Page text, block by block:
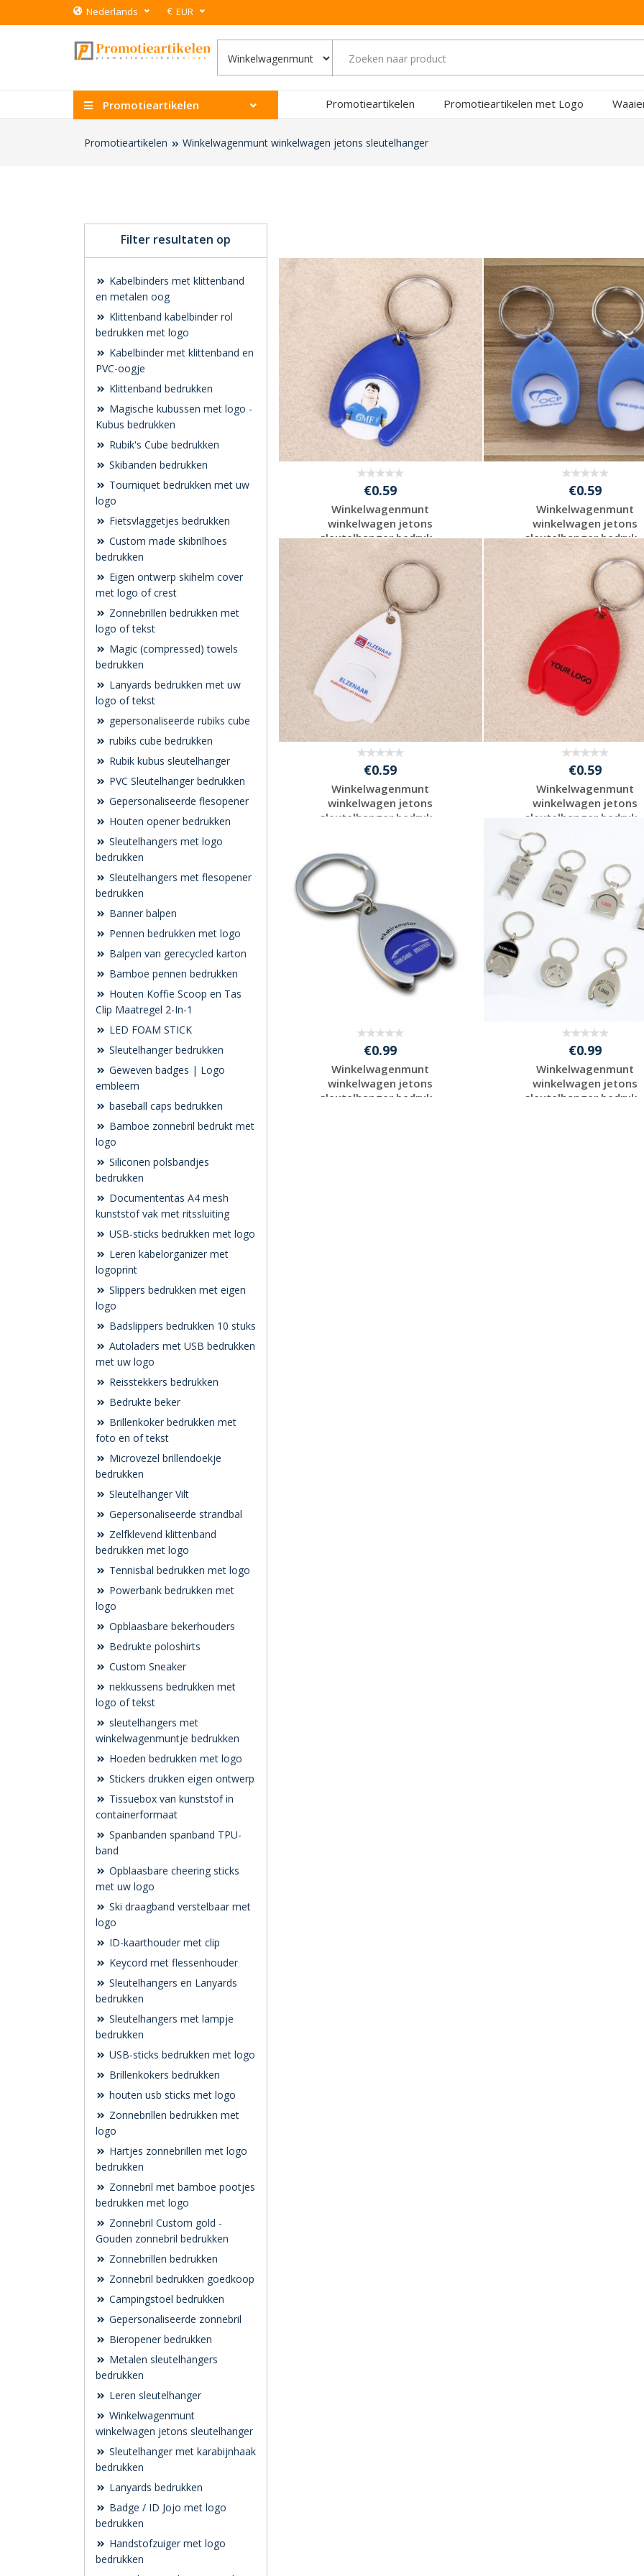
Nederlands € EUR
Promotieartikelen Promotieartikelen Promotieartikelen met Logo
Promotieartikelen Winkelwagenmunt winkelwagen jetons sleutelhanger
Filter resultaten op
Kabelbinders met klittenband
en metalen oog
Klittenband kabelbinder rol
bedrukken met logo
Kabelbinder met klittenband en
PVC-oogje
Klittenband bedrukken
Magische kubussen met logo -
Kubus bedrukken
Rubik's Cube bedrukken
Skibanden bedrukken
Tourniquet bedrukken met uw
logo
Fietsvlaggetjes bedrukken
Custom made skibrilhoes
bedrukken
Eigen ontwerp skihelm cover
met logo of crest
Zonnebrillen bedrukken met
logo of tekst
Magic (compressed) towels
bedrukken
Lanyards bedrukken met uw
logo of tekst
gepersonaliseerde rubiks cube
rubiks cube bedrukken
Rubik kubus sleutelhanger
PVC Sleutelhanger bedrukken
Gepersonaliseerde flesopener
Houten opener bedrukken
Sleutelhangers met logo
bedrukken
Sleutelhangers met flesopener
bedrukken
Banner balpen
Pennen bedrukken met logo
Balpen van gerecycled karton
Bamboe pennen bedrukken
Houten Koffie Scoop en Tas
Clip Maatregel 2-In-1
LED FOAM STICK
Sleutelhanger bedrukken
Geweven badges | Logo
embleem
baseball caps bedrukken
Bamboe zonnebril bedrukt met
logo
Siliconen polsbandjes
bedrukken
Documententas A4 mesh
kunststof vak met ritssluiting
USB-sticks bedrukken met logo
Leren kabelorganizer met
logoprint
Slippers bedrukken met eigen
logo
Badslippers bedrukken 10 stuks
Autoladers met USB bedrukken
met uw logo
Reisstekkers bedrukken
Bedrukte beker
Brillenkoker bedrukken met
foto en of tekst
Microvezel brillendoekje
bedrukken
Sleutelhanger Vilt
Gepersonaliseerde strandbal
Zelfklevend klittenband
bedrukken met logo
Tennisbal bedrukken met logo
Powerbank bedrukken met
logo
Opblaasbare bekerhouders
Bedrukte poloshirts
Custom Sneaker
nekkussens bedrukken met
logo of tekst
sleutelhangers met
winkelwagenmuntje bedrukken
Hoeden bedrukken met logo
Stickers drukken eigen ontwerp
Tissuebox van kunststof in
containerformaat
Spanbanden spanband TPU-
band
Opblaasbare cheering sticks
met uw logo
Ski draagband verstelbaar met
logo
ID-kaarthouder met clip
Keycord met flessenhouder
Sleutelhangers en Lanyards
bedrukken
Sleutelhangers met lampje
bedrukken
USB-sticks bedrukken met logo
Brillenkokers bedrukken
houten usb sticks met logo
Zonnebrillen bedrukken met
logo
Hartjes zonnebrillen met logo
bedrukken
Zonnebril met bamboe pootjes
bedrukken met logo
Zonnebril Custom gold -
Gouden zonnebril bedrukken
Zonnebrillen bedrukken
Zonnebril bedrukken goedkoop
Campingstoel bedrukken
Gepersonaliseerde zonnebril
Bieropener bedrukken
Metalen sleutelhangers
bedrukken
Leren sleutelhanger
Winkelwagenmunt
winkelwagen jetons sleutelhanger
Sleutelhanger met karabijnhaak
bedrukken
Lanyards bedrukken
Badge / ID Jojo met logo
bedrukken
Handstofzuiger met logo
bedrukken
€0.59
Winkelwagenmunt
winkelwagen jetons
sleutelhanger bedruk...
Gratis offerte
aanvragen
€0.59
Winkelwagenmunt
winkelwagen jetons
sleutelhanger
Gratis offerte
aanvragen
€0.59
Winkelwagenmunt
winkelwagen jetons
sleutelhanger bedruk...
€0.59
Winkelwagenmunt
winkelwagen jetons
sleutelhanger
aanvragen
€0.99
Winkelwagenmunt
winkelwagen jetons
sleutelhanger bedruk...
€0.99
Winkelwagenmunt
winkelwagen jetons
sleutelhanger